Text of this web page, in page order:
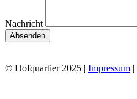
Nachricht
Absenden
© Hofquartier 2025 | Impressum |